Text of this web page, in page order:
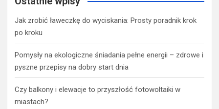
Jak zrobić ławeczkę do wyciskania: Prosty poradnik krok
po kroku
Pomysły na ekologiczne śniadania pełne energii – zdrowe i
pyszne przepisy na dobry start dnia
Czy balkony i elewacje to przyszłość fotowoltaiki w
miastach?